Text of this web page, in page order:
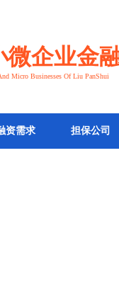
企业金
Micro Businesses Of Liu PanShui
资需求 担保公司